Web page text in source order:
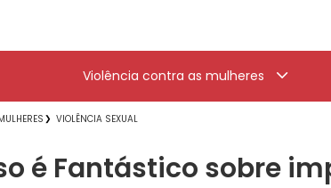
Violência contra as mulheres
VIOLÊNCIA SEXUAL
é Fantástico sobre